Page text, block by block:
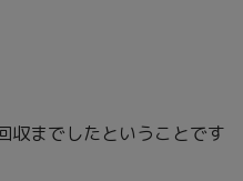
収までしたということです